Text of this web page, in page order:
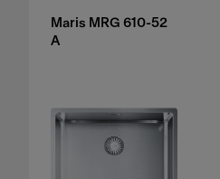
Maris MRG 610-52
A